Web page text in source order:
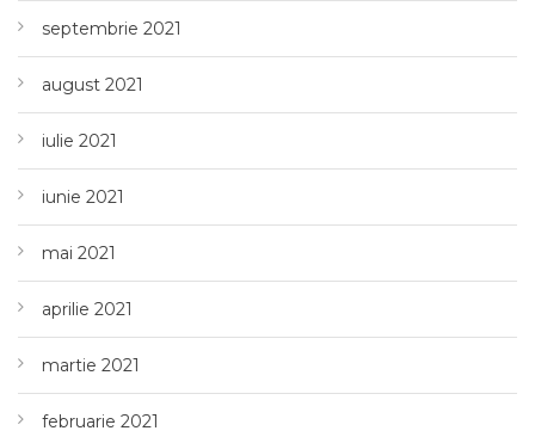
septembrie 2021
august 2021
iulie 2021
iunie 2021
mai 2021
aprilie 2021
martie 2021
februarie 2021